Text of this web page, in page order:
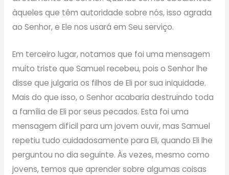
àqueles que têm autoridade sobre nós, isso agrada
ao Senhor, e Ele nos usará em Seu serviço.
Em terceiro lugar, notamos que foi uma mensagem
muito triste que Samuel recebeu, pois o Senhor lhe
disse que julgaria os filhos de Eli por sua iniquidade.
Mais do que isso, o Senhor acabaria destruindo toda
a família de Eli por seus pecados. Esta foi uma
mensagem difícil para um jovem ouvir, mas Samuel
repetiu tudo cuidadosamente para Eli, quando Eli lhe
perguntou no dia seguinte. Às vezes, mesmo como
jovens, temos que aprender sobre algumas coisas